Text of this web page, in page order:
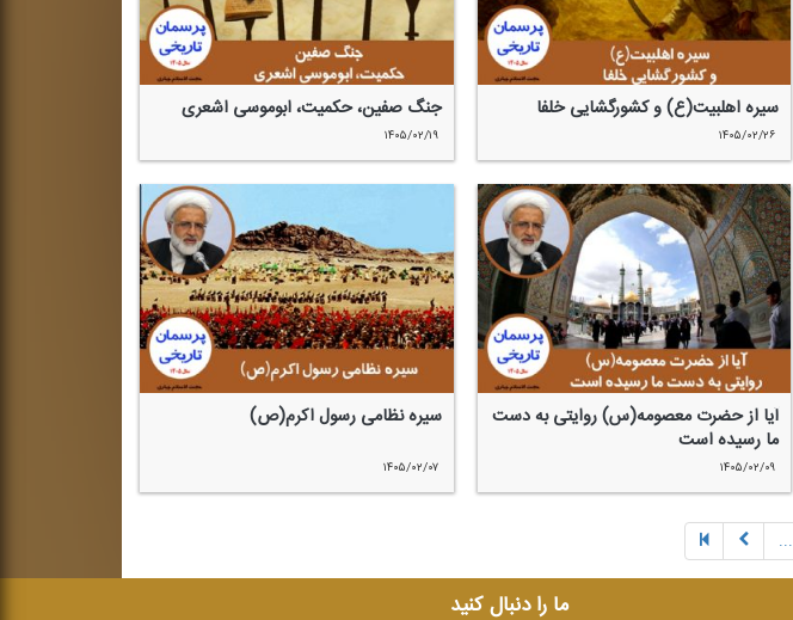
سیره اهلبیت(ع) و كشورگشایی خلفا
۱۴۰۵/۰۲/۲۶
جنگ صفین، حكمیت، ابوموسی اشعری
۱۴۰۵/۰۲/۱۹
آیا از حضرت معصومه(س) روایتی به دست
ما رسیده است
۱۴۰۵/۰۲/۰۹
سیره نظامی رسول اكرم(ص)
۱۴۰۵/۰۲/۰۷
...
ما را دنبال کنید